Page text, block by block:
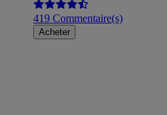
419 Commentaire(s)
Acheter